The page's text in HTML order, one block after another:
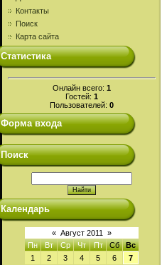
Контакты
Поиск
Карта сайта
Статистика
Онлайн всего: 1
Гостей: 1
Пользователей: 0
Форма входа
Поиск
Календарь
« Август 2011
»
Пн
Вт Ср Чт Пт Сб
Вс
1
2 3 4 5 6
7